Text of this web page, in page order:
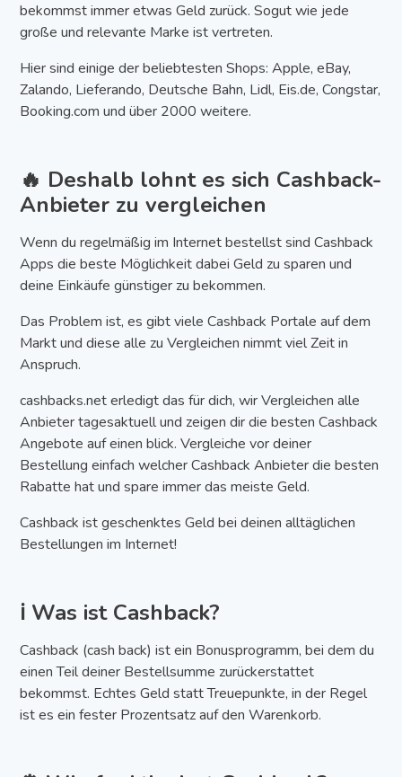
bekommst immer etwas Geld zurück. Sogut wie jede
große und relevante Marke ist vertreten.
Hier sind einige der beliebtesten Shops: Apple, eBay,
Zalando, Lieferando, Deutsche Bahn, Lidl, Eis.de, Congstar,
Booking.com und über 2000 weitere.
🔥 Deshalb lohnt es sich Cashback-
Anbieter zu vergleichen
Wenn du regelmäßig im Internet bestellst sind Cashback
Apps die beste Möglichkeit dabei Geld zu sparen und
deine Einkäufe günstiger zu bekommen.
Das Problem ist, es gibt viele Cashback Portale auf dem
Markt und diese alle zu Vergleichen nimmt viel Zeit in
Anspruch.
cashbacks.net erledigt das für dich, wir Vergleichen alle
Anbieter tagesaktuell und zeigen dir die besten Cashback
Angebote auf einen blick. Vergleiche vor deiner
Bestellung einfach welcher Cashback Anbieter die besten
Rabatte hat und spare immer das meiste Geld.
Cashback ist geschenktes Geld bei deinen alltäglichen
Bestellungen im Internet!
ℹ️ Was ist Cashback?
Cashback (cash back) ist ein Bonusprogramm, bei dem du
einen Teil deiner Bestellsumme zurückerstattet
bekommst. Echtes Geld statt Treuepunkte, in der Regel
ist es ein fester Prozentsatz auf den Warenkorb.